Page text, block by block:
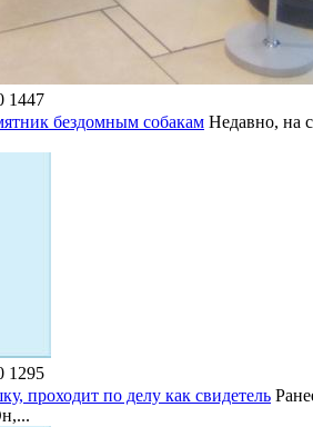
1447
бездомным собакам Недавно, на
1295
проходит по делу как свидетель